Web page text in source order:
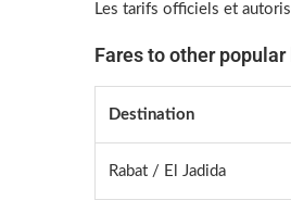
Les tarifs officiels et
Fares to other
Destination
Rabat / El Jadida